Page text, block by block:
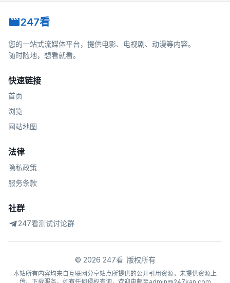
247看
您的一站式流媒体平台，提供电影、电视剧、动漫等内容。
随时随地，想看就看。
快速链接
首页
浏览
网站地图
法律
隐私政策
服务条款
社群
247看测试讨论群
© 2026 247看. 版权所有
本站所有内容均来自互联网分享站点所提供的公开引用资源，未提供资源上